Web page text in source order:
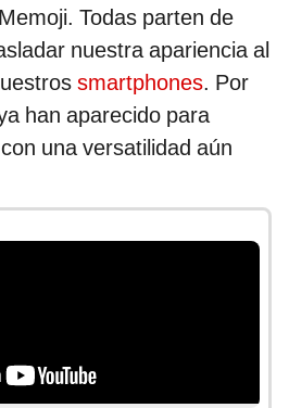
Todas parten de
nuestra apariencia al
smartphones. Por
han aparecido para
con una versatilidad aún